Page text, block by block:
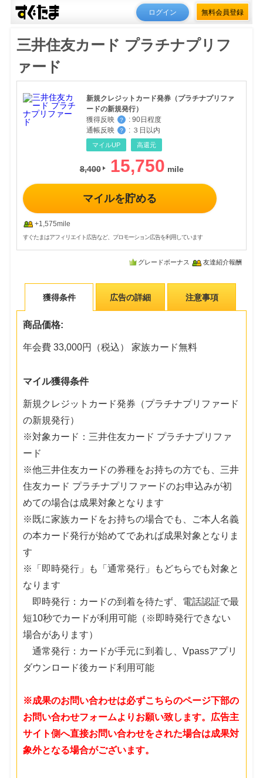
ログイン 無料会員登録
三井住友カード プラチナプリフ
ァード
新規クレジットカード発券（プラチナプリファ
ードの新規発行）
獲得反映
？ : 90日程度
通帳反映
？ : ３日以内
マイルUP 高還元
8,400 15,750
マイルを貯める
+1,575mile
すぐたまはアフィリエイト広告など、プロモーション広告を利用しています
グレードボーナス 友達紹介報酬
獲得条件 広告の詳細 注意事項
商品価格:
年会費 33,000円（税込） 家族カード無料
マイル獲得条件
新規クレジットカード発券（プラチナプリファード
の新規発行）
※対象カード：三井住友カード プラチナプリファ
ード
※他三井住友カードの券種をお持ちの方でも、三井
住友カード プラチナプリファードのお申込みが初
めての場合は成果対象となります
※既に家族カードをお持ちの場合でも、ご本人名義
の本カード発行が始めてであれば成果対象となりま
す
※「即時発行」も「通常発行」もどちらでも対象と
なります
即時発行：カードの到着を待たず、電話認証で最
短10秒でカードが利用可能（※即時発行できない
場合があります）
通常発行：カードが手元に到着し、Vpassアプリ
ダウンロード後カード利用可能
※成果のお問い合わせは必ずこちらのページ下部の
お問い合わせフォームよりお願い致します。広告主
サイト側へ直接お問い合わせをされた場合は成果対
象外となる場合がございます。